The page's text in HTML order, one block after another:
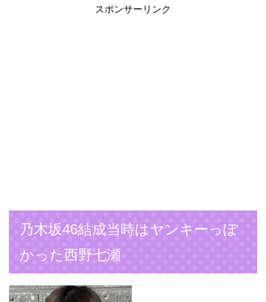
スポンサーリンク
乃木坂46結成当時はヤンキーっぽ
かった西野七瀬